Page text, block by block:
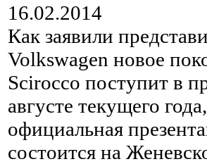
16.02.2014
Как заявили
Volkswagen новое
Scirocco поступит в
августе текущего
официальная
состоится на